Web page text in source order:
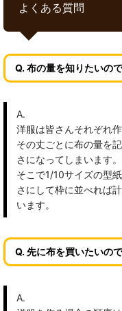
よくある質問
Q. 布の量を知りたいの
A.
洋服は皆さんそれぞれ
その丈ごとに布の量を
さになってしまいます。
そこで1/10サイズの型
さにして枠に並べれば
います。
Q. 先に布を買いたいの
A.